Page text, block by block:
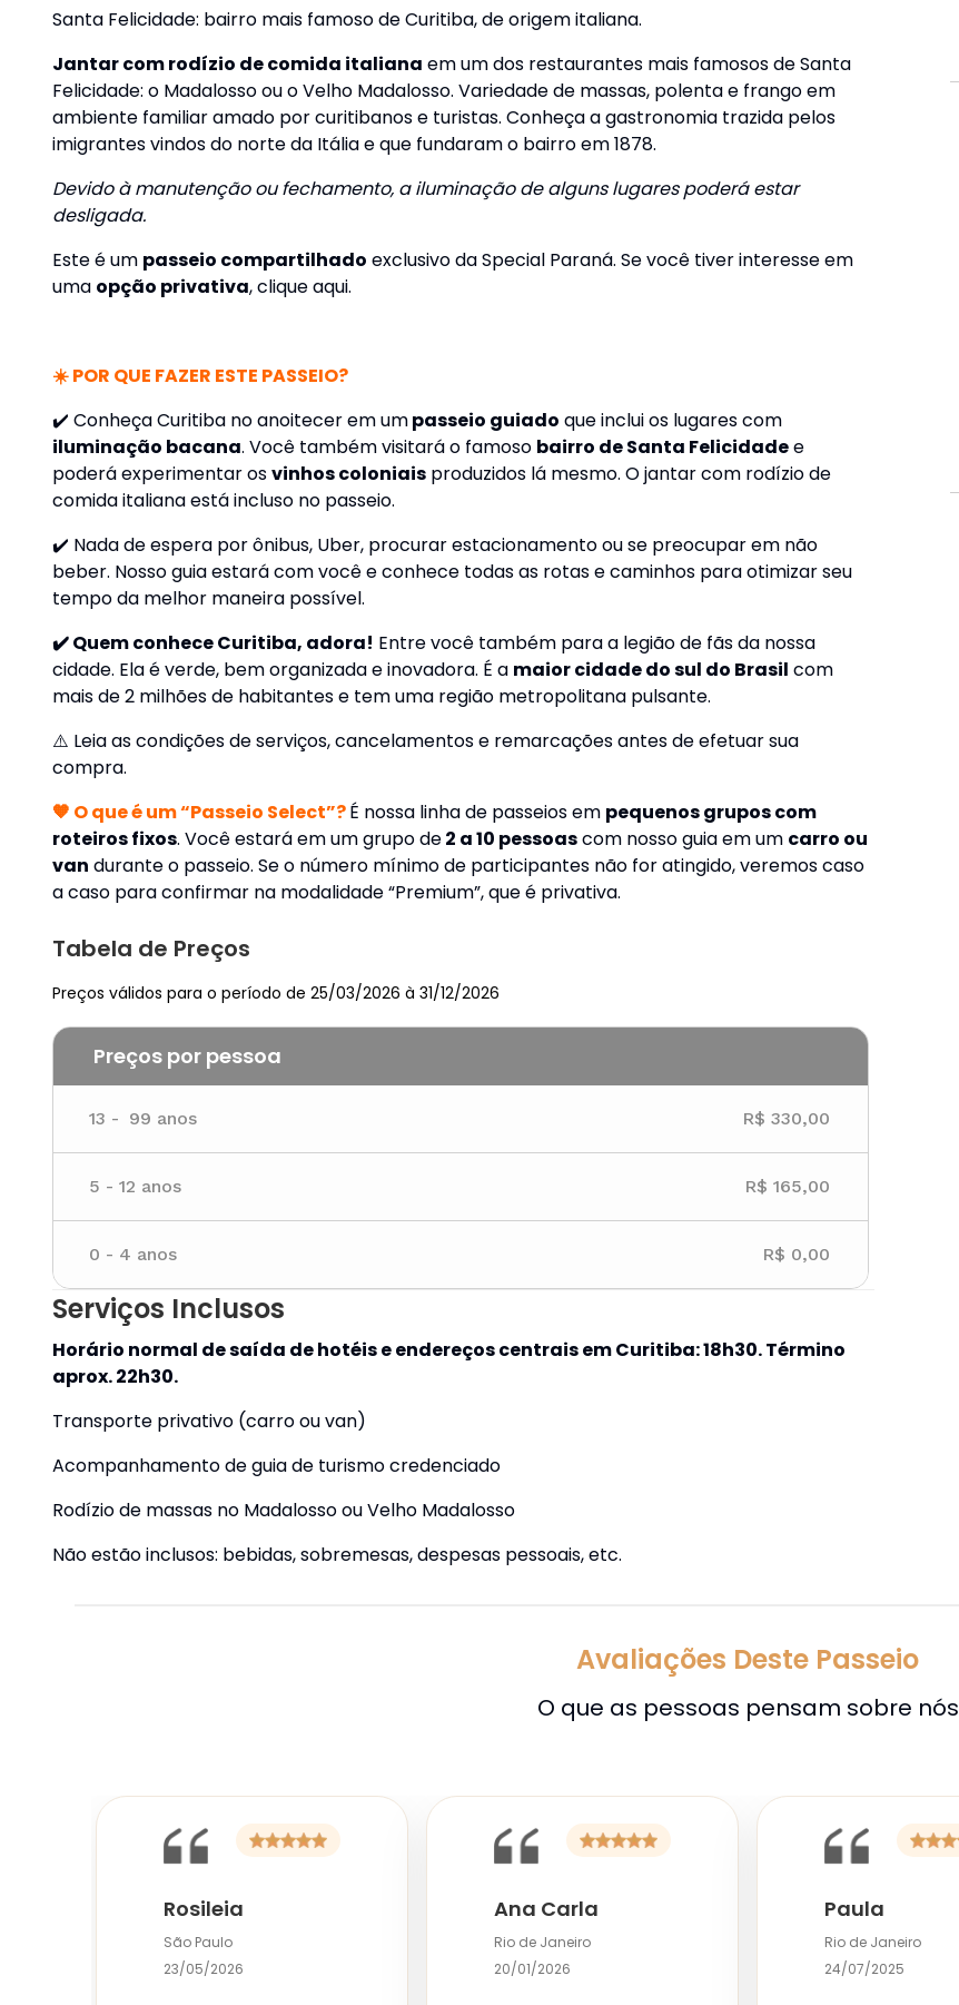
Santa Felicidade: bairro mais famoso de Curitiba, de origem italiana.
Jantar com rodízio de comida italiana em um dos restaurantes mais famosos de Santa
Felicidade: o Madalosso ou o Velho Madalosso. Variedade de massas, polenta e frango em
ambiente familiar amado por curitibanos e turistas. Conheça a gastronomia trazida pelos
imigrantes vindos do norte da Itália e que fundaram o bairro em 1878.
Devido à manutenção ou fechamento, a iluminação de alguns lugares poderá estar
desligada.
Este é um passeio compartilhado exclusivo da Special Paraná. Se você tiver interesse em
uma opção privativa,clique aqui.
☀️ POR QUE FAZER ESTE PASSEIO?
✔️ Conheça Curitiba no anoitecer em umpasseio guiado que inclui os lugares com
iluminação bacana. Você também visitará o famoso bairro de Santa Felicidadee
poderá experimentar osvinhos coloniais produzidos lá mesmo. O jantar com rodízio de
comida italiana está incluso no passeio.
✔️ Nada de espera por ônibus, Uber, procurar estacionamento ou se preocupar em não
beber. Nosso guia estará com você e conhece todas as rotas e caminhos para otimizar seu
tempo da melhor maneira possível.
✔️ Quem conhece Curitiba, adora! Entre você também para a legião de fãs da nossa
cidade. Ela é verde, bem organizada e inovadora. É a maior cidade do sul do Brasil com
mais de 2 milhões de habitantes e tem uma região metropolitana pulsante.
⚠️ Leia as condições de serviços, cancelamentos e remarcações antes de efetuar sua
compra.
🧡 O que é um “Passeio Select”?É nossa linha de passeios em pequenos grupos com
roteiros fixos. Você estará em um grupo de2 a 10 pessoascom nosso guia em um carro ou
van durante o passeio. Se o número mínimo de participantes não for atingido, veremos caso
a caso para confirmar na modalidade “Premium”, que é privativa.
Tabela de Preços
Preços válidos para o período de 25/03/2026 à 31/12/2026
Preços por pessoa
13 - 99 anos R$ 330,00
5 - 12 anos R$ 165,00
0 - 4 anos R$ 0,00
Serviços Inclusos
Horário normal de saída de hotéis e endereços centrais em Curitiba: 18h30. Término
aprox. 22h30.
Transporte privativo (carro ou van)
Acompanhamento de guia de turismo credenciado
Rodízio de massas no Madalosso ou Velho Madalosso
Não estão inclusos: bebidas, sobremesas, despesas pessoais, etc.
Avaliações Deste Passeio
O que as pessoas pensam sobre nós
Rosileia
São Paulo
23/05/2026
Ana Carla
Rio de Janeiro
20/01/2026
Paula
Rio de Janeiro
24/07/2025